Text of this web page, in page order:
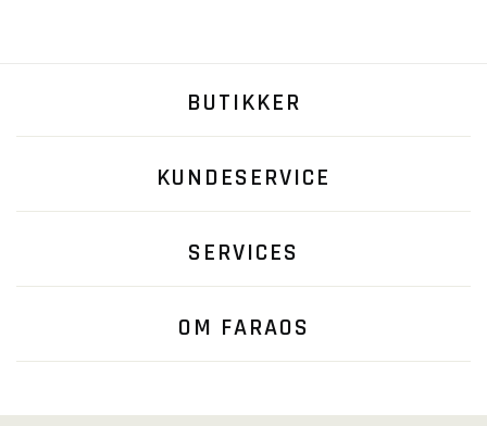
BUTIKKER
KUNDESERVICE
SERVICES
OM FARAOS